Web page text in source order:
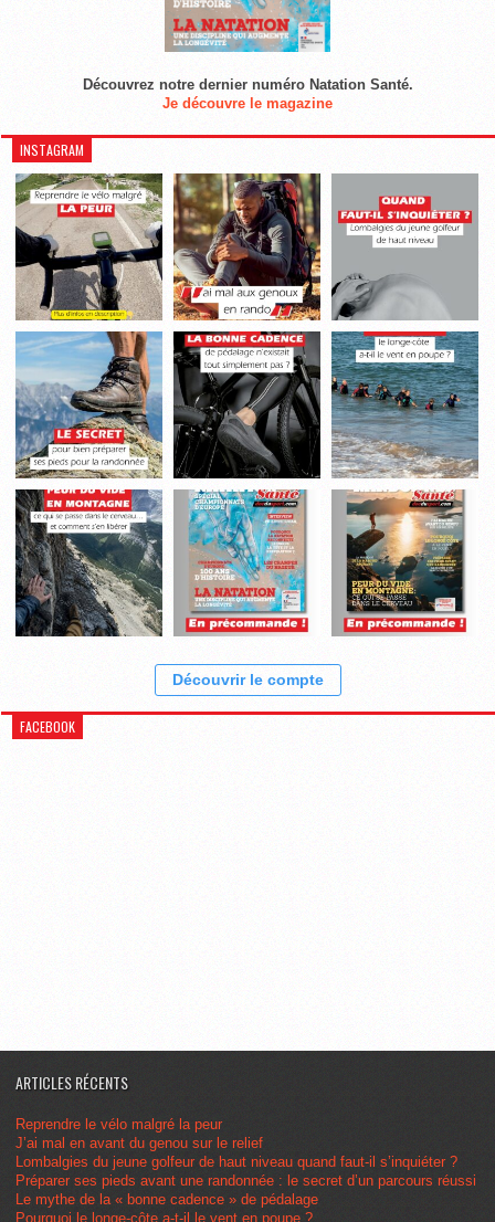
Découvrez notre dernier numéro Natation Santé.
Je découvre le magazine
INSTAGRAM
Découvrir le compte
FACEBOOK
ARTICLES RÉCENTS
Reprendre le vélo malgré la peur
J’ai mal en avant du genou sur le relief
Lombalgies du jeune golfeur de haut niveau quand faut-il s’inquiéter ?
Préparer ses pieds avant une randonnée : le secret d’un parcours réussi
Le mythe de la « bonne cadence » de pédalage
Pourquoi le longe-côte a-t-il le vent en poupe ?